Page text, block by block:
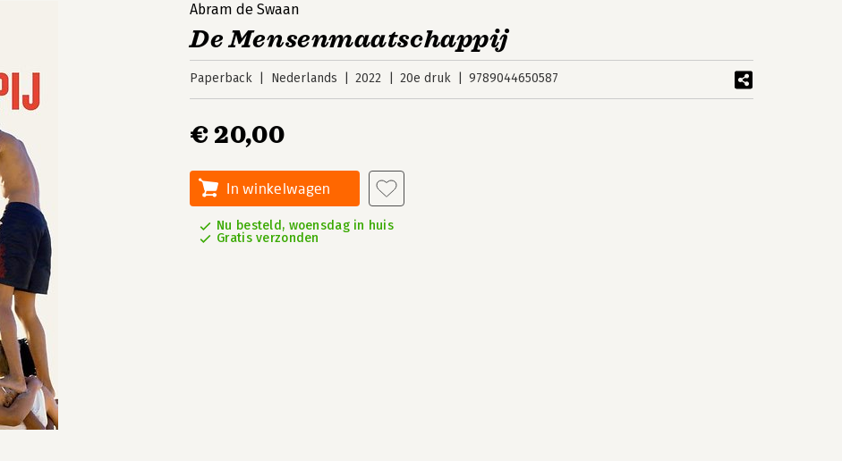
Abram de Swaan
De Mensenmaatschappij
Paperback Nederlands 2022 20e druk 9789044650587
€ 20,00
In winkelwagen
Nu besteld, woensdag in huis
Gratis verzonden